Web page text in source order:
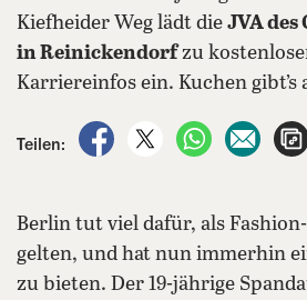
Kiefheider Weg lädt die JVA des
in Reinickendorfzu
Karriereinfos ein. Kuchen gibt’s
Teilen:
auf Facebook teilen
auf X teilen
per per
Berlin tut viel dafür, als
gelten, und hat nun immerhin
zu bieten. Der 19-jährige